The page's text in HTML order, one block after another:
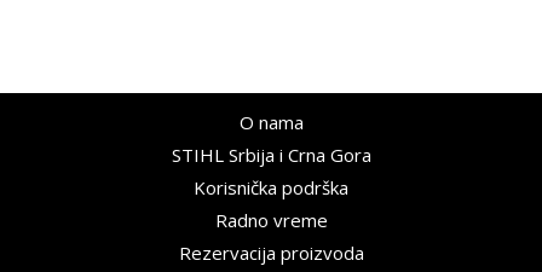
O nama
STIHL Srbija i Crna Gora
Korisnička podrška
Radno vreme
Rezervacija proizvoda